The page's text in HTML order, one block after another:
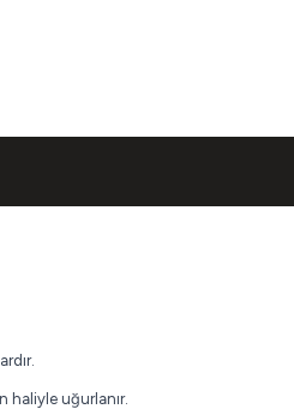
haliyle uğurlanır.